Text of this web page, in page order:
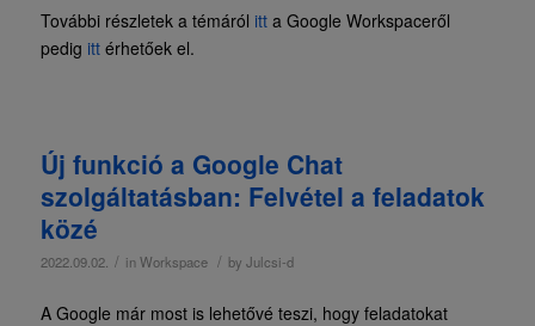
További részletek a témáról itta Google Workspaceről
pedig ittérhetőek el.
Új funkció a Google Chat
szolgáltatásban: Felvétel a feladatok
közé
2022.09.02. / inWorkspace / by Julcsi-d
A Google már most is lehetővé teszi, hogy feladatokat